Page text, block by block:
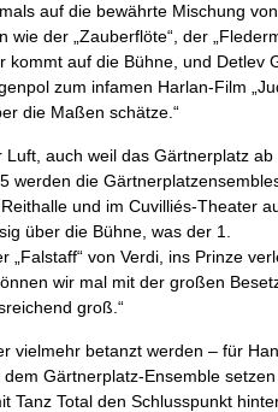
auf die bewährte Mischung von
der „Zauberflöte“, der
kommt auf die Bühne, und Detlev
zum infamen Harlan-Film
die Maßen schätze.“
auch weil das Gärtnerplatz ab
werden die
und im Cuvilliés-Theater
über die Bühne, was der 1.
von Verdi, ins Prinze
wir mal mit der großen
groß.“
vielmehr betanzt werden – für
Gärtnerplatz-Ensemble
Tanz Total den Schlusspunkt